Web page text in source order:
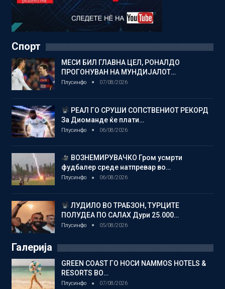
Спорт
МЕСИ БИЛ ГЛАВНА ЦЕЛ, РОНАЛДО
ПРОГОНУВАН НА МУНДИЈАЛОТ…
Плусинфо 07/08/2026
РЕАЛ ГО СРУШИ СОПСТВЕНИОТ РЕКОРД
За Диоманде ќе плати…
Плусинфо 06/08/2026
ВОЗНЕМИРУВАЧКО Гром усмрти
фудбалер среде натпревар во…
Плусинфо 06/08/2026
ЛУДИЛО ВО ТРАБЗОН, ТУРЦИТЕ
ПОЛУДЕА ПО САЛАХ Дури 25.000…
Плусинфо 05/08/2026
Галерија
GREEN COAST ГО НОСИ NAMMOS HOTELS &
RESORTS ВО…
Плусинфо 07/08/2026